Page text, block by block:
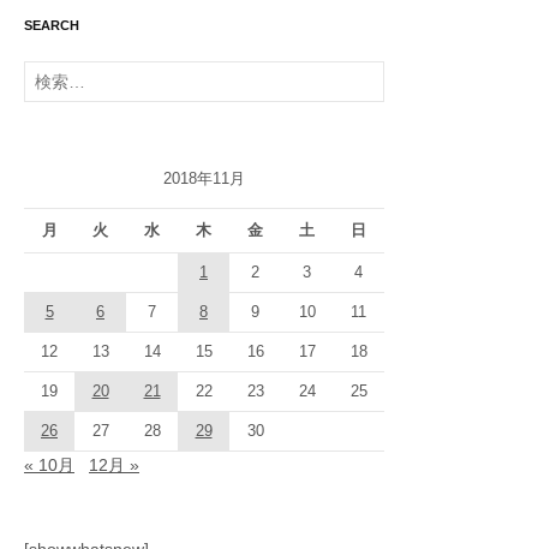
SEARCH
検
索:
2018年11月
月 火 水 木 金 土 日
1 2 3 4
5 6 7 8 9 10 11
12 13 14 15 16 17 18
19 20 21 22 23 24 25
26 27 28 29 30
« 10月 12月 »